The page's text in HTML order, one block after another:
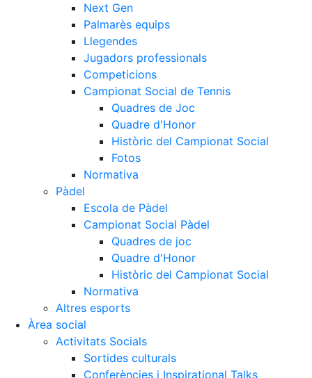
Next Gen
Palmarès equips
Llegendes
Jugadors professionals
Competicions
Campionat Social de Tennis
Quadres de Joc
Quadre d'Honor
Històric del Campionat Social
Fotos
Normativa
Pàdel
Escola de Pàdel
Campionat Social Pàdel
Quadres de joc
Quadre d'Honor
Històric del Campionat Social
Normativa
Altres esports
Àrea social
Activitats Socials
Sortides culturals
Conferències i Inspirational Talks